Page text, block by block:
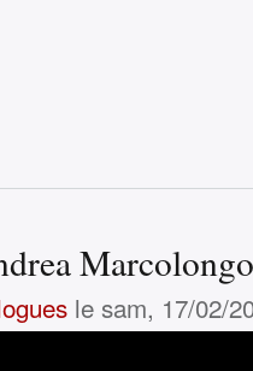
le sam, 17/02/